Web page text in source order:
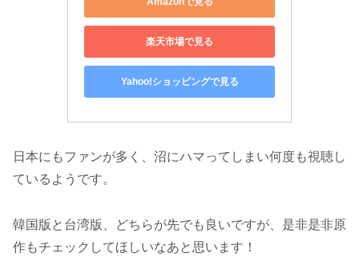
楽天市場で見る
Yahoo!ショッピングで見る
日本にもファンが多く、沼にハマってしまい何度も視聴し
ているようです。
韓国版と台湾版、どちらが先でも良いですが、是非是非原
作もチェックしてほしいなあと思います！